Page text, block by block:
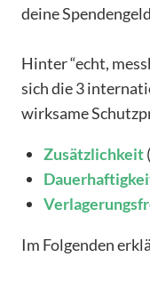
deine
Hinter “echt,
sich die 3
wirksame
Zusätzlichkeit
Im Folgenden